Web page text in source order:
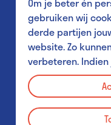
gebruiken wij
derde partijen
website. Zo
verbeteren.
Pers
Aanbod voor
MuST - Museum
Aanbod voor
GUM & Plantentuin
Privacy Policy
Disclaimer
Cookies